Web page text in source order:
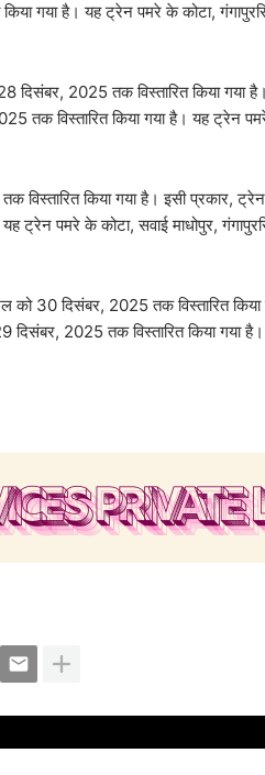
गया है। यह ट्रेन पमरे के कोटा,
2025 तक विस्‍तारित किया गया
विस्‍तारित किया गया है। यह ट्रेन पमरे
किया गया है। इसी प्रकार,
ट्रेन पमरे के कोटा, सवाई माधोपुर,
30 दिसंबर, 2025 तक विस्‍तारित
2025 तक विस्‍तारित किया गया